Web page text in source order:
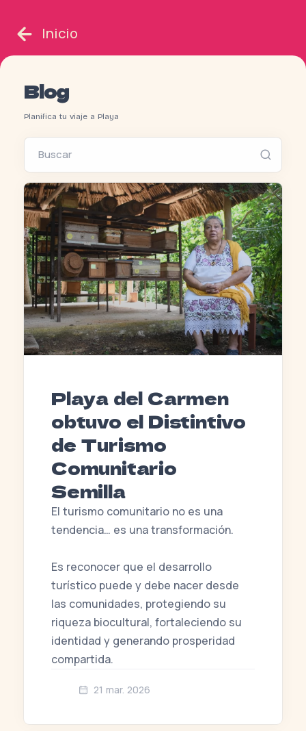
Inicio
Blog
Planifica tu viaje a Playa
Buscar
Playa del Carmen
obtuvo el Distintivo
de Turismo
Comunitario
Semilla
El turismo comunitario no es una
tendencia… es una transformación.
Es reconocer que el desarrollo
turístico puede y debe nacer desde
las comunidades, protegiendo su
riqueza biocultural, fortaleciendo su
identidad y generando prosperidad
compartida.
21 mar. 2026